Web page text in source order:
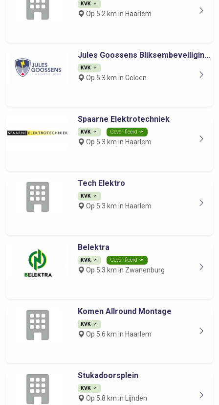
KVK
Op 5.2 km in Haarlem
Jules Goossens Bliksembeveiligin...
KVK
Op 5.3 km in Geleen
Spaarne Elektrotechniek
KVK Geverifieerd
Op 5.3 km in Haarlem
Tech Elektro
KVK
Op 5.3 km in Haarlem
Belektra
KVK Geverifieerd
Op 5.3 km in Zwanenburg
Komen Allround Montage
KVK
Op 5.6 km in Haarlem
Stukadoorsplein
KVK
Op 5.8 km in Lijnden